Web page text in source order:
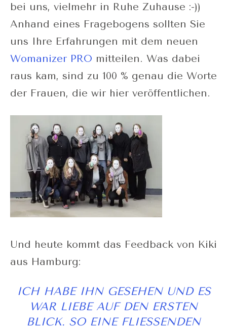
bei uns, vielmehr in Ruhe Zuhause :-))
Anhand eines Fragebogens sollten Sie
uns Ihre Erfahrungen mit dem neuen
Womanizer PRO mitteilen. Was dabei
raus kam, sind zu 100 % genau die Worte
der Frauen, die wir hier veröffentlichen.
Und heute kommt das Feedback von Kiki
aus Hamburg:
ICH HABE IHN GESEHEN UND ES
WAR LIEBE AUF DEN ERSTEN
BLICK. SO EINE FLIESSENDEN F